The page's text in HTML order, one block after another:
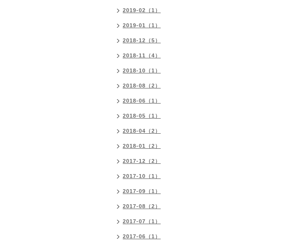
2019-02（1）
2019-01（1）
2018-12（5）
2018-11（4）
2018-10（1）
2018-08（2）
2018-06（1）
2018-05（1）
2018-04（2）
2018-01（2）
2017-12（2）
2017-10（1）
2017-09（1）
2017-08（2）
2017-07（1）
2017-06（1）